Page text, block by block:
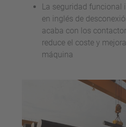
La seguridad funcional
en inglés de
acaba con los
reduce el coste y
máquina